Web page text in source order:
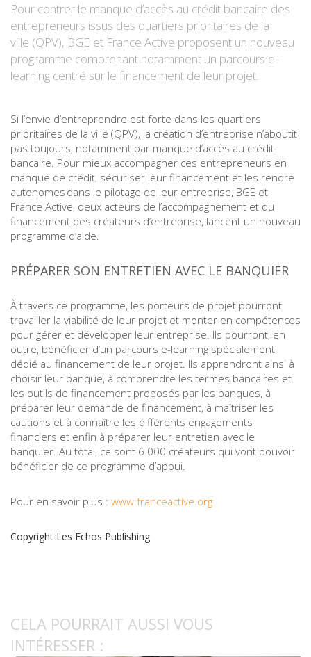
Pour contrer le manque d’accès au crédit bancaire des
entrepreneurs issus des quartiers prioritaires de la
ville (QPV), BGE et France Active proposent un nouveau
programme comprenant notamment un parcours e-
learning centré sur le financement de leur projet.
Si l’envie d’entreprendre est forte dans les quartiers
prioritaires de la ville (QPV), la création d’entreprise n’aboutit
pas toujours, notamment par manque d’accès au crédit
bancaire. Pour mieux accompagner ces entrepreneurs en
manque de crédit, sécuriser leur financement et les rendre
autonomes dans le pilotage de leur entreprise, BGE et
France Active, deux acteurs de l’accompagnement et du
financement des créateurs d’entreprise, lancent un nouveau
programme d’aide.
PRÉPARER SON ENTRETIEN AVEC LE BANQUIER
À travers ce programme, les porteurs de projet pourront
travailler la viabilité de leur projet et monter en compétences
pour gérer et développer leur entreprise. Ils pourront, en
outre, bénéficier d’un parcours e-learning spécialement
dédié au financement de leur projet. Ils apprendront ainsi à
choisir leur banque, à comprendre les termes bancaires et
les outils de financement proposés par les banques, à
préparer leur demande de financement, à maîtriser les
cautions et à connaître les différents engagements
financiers et enfin à préparer leur entretien avec le
banquier. Au total, ce sont 6 000 créateurs qui vont pouvoir
bénéficier de ce programme d’appui.
Pour en savoir plus : www.franceactive.org
Copyright Les Echos Publishing
CELA POURRAIT AUSSI VOUS
INTÉRESSER :